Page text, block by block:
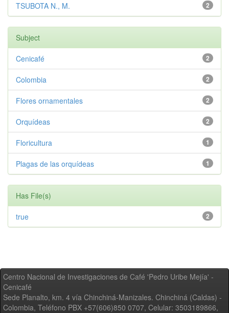
2
TSUBOTA N., M.
Subject
2
Cenicafé
2
Colombia
2
Flores ornamentales
2
Orquídeas
1
Floricultura
1
Plagas de las orquídeas
Has File(s)
2
true
Centro Nacional de Investigaciones de Café 'Pedro Uribe Mejía' -
Cenicafé
Sede Planalto, km. 4 vía Chinchiná-Manizales. Chinchiná (Caldas) -
Colombia, Teléfono PBX +57(606)850 0707, Celular: 3503189866,